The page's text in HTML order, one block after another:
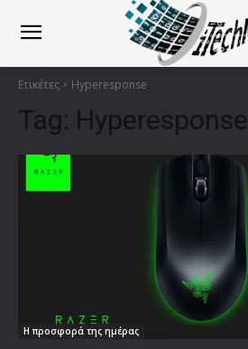
Ετικέτες Hyperesponse
Tag: Hyperesponse
Η προσφορά της ημέρας